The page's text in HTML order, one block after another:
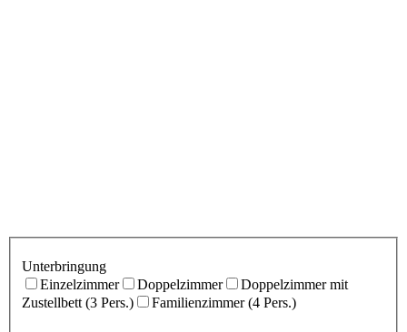
Unterbringung
Einzelzimmer
Doppelzimmer
Doppelzimmer mit
Zustellbett (3 Pers.)
Familienzimmer (4 Pers.)